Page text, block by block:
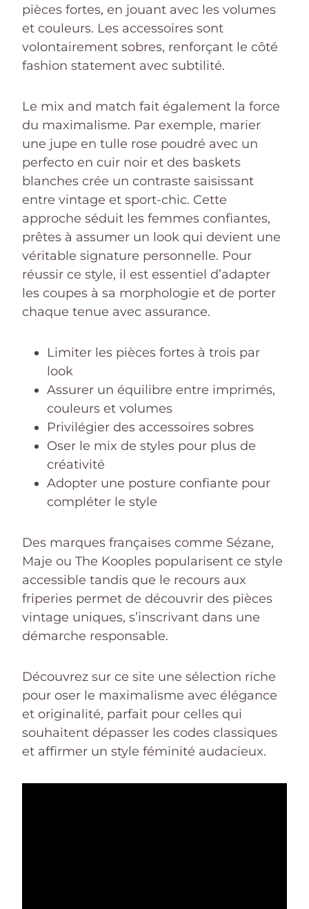
pièces fortes, en jouant avec les volumes
et couleurs. Les accessoires sont
volontairement sobres, renforçant le côté
fashion statement avec subtilité.
Le mix and match fait également la force
du maximalisme. Par exemple, marier
une jupe en tulle rose poudré avec un
perfecto en cuir noir et des baskets
blanches crée un contraste saisissant
entre vintage et sport-chic. Cette
approche séduit les femmes confiantes,
prêtes à assumer un look qui devient une
véritable signature personnelle. Pour
réussir ce style, il est essentiel d’adapter
les coupes à sa morphologie et de porter
chaque tenue avec assurance.
Limiter les pièces fortes à trois par
look
Assurer un équilibre entre imprimés,
couleurs et volumes
Privilégier des accessoires sobres
Oser le mix de styles pour plus de
créativité
Adopter une posture confiante pour
compléter le style
Des marques françaises comme Sézane,
Maje ou The Kooples popularisent ce style
accessible tandis que le recours aux
friperies permet de découvrir des pièces
vintage uniques, s’inscrivant dans une
démarche responsable.
Découvrez sur ce site une sélection riche
pour oser le maximalisme avec élégance
et originalité, parfait pour celles qui
souhaitent dépasser les codes classiques
et affirmer un style féminité audacieux.